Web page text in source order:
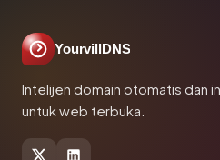
YourvillDNS
Intelijen domain otomatis dan
untuk web terbuka.